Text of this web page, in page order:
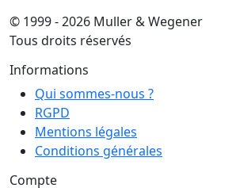
© 1999 - 2026 Muller & Wegener
Tous droits réservés
Informations
Qui sommes-nous ?
RGPD
Mentions légales
Conditions générales
Compte